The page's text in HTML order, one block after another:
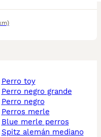
perro toy
perro negro grande
perro negro
perros merle
blue merle perros
spitz alemán mediano